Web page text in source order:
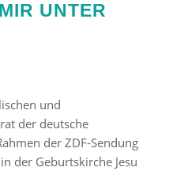
UNTER
und
der deutsche
der ZDF-Sendung
der Geburtskirche Jesu